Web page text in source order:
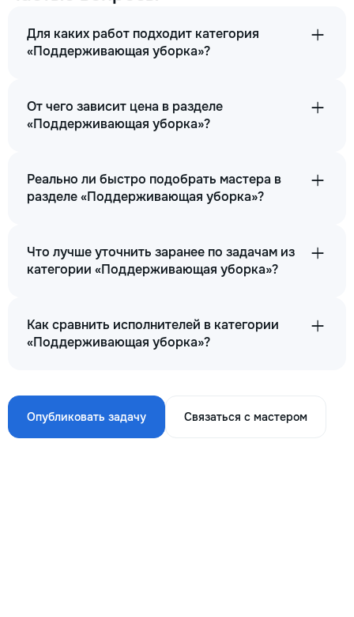
Для каких работ подходит категория
«Поддерживающая уборка»?
От чего зависит цена в разделе
«Поддерживающая уборка»?
Реально ли быстро подобрать мастера в
разделе «Поддерживающая уборка»?
Что лучше уточнить заранее по задачам из
категории «Поддерживающая уборка»?
Как сравнить исполнителей в категории
«Поддерживающая уборка»?
Опубликовать задачу Связаться с мастером